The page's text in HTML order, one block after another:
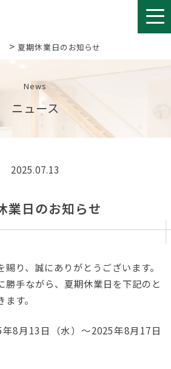
> 夏期休業日のお知らせ
News
ニュース
2025.07.13
業日のお知らせ
り、誠にありがとうございます。
勝手ながら、夏期休業日を下記のと
す。
8月13日（水）～2025年8月17日